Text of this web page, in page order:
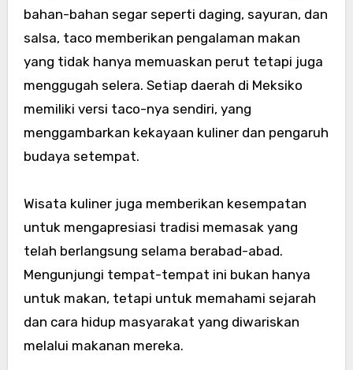
bahan-bahan segar seperti daging, sayuran, dan
salsa, taco memberikan pengalaman makan
yang tidak hanya memuaskan perut tetapi juga
menggugah selera. Setiap daerah di Meksiko
memiliki versi taco-nya sendiri, yang
menggambarkan kekayaan kuliner dan pengaruh
budaya setempat.
Wisata kuliner juga memberikan kesempatan
untuk mengapresiasi tradisi memasak yang
telah berlangsung selama berabad-abad.
Mengunjungi tempat-tempat ini bukan hanya
untuk makan, tetapi untuk memahami sejarah
dan cara hidup masyarakat yang diwariskan
melalui makanan mereka.